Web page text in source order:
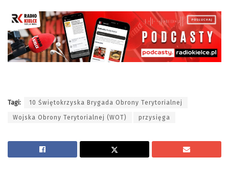
Tagi: 10 Świętokrzyska Brygada Obrony Terytorialnej
Wojska Obrony Terytorialnej (WOT) przysięga